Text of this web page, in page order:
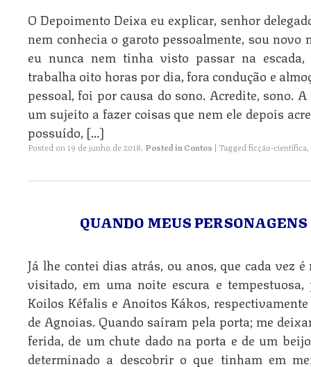
O Depoimento Deixa eu explicar, senhor
nem conhecia o garoto pessoalmente, sou novo
eu nunca nem tinha visto passar na
trabalha oito horas por dia, fora condução e
pessoal, foi por causa do sono. Acredite, sono.
um sujeito a fazer coisas que nem ele depois
possuído, […]
Posted on 19 de junho de 2018. Posted inContos | Taggedficção-científica,
QUANDO MEUS
Já lhe contei dias atrás, ou anos, que cada vez
visitado, em uma noite escura e
Koilos Kéfalis e Anoitos Kákos,
de Agnoias. Quando saíram pela porta; me
ferida, de um chute dado na porta e de um
determinado a descobrir o que tinham em